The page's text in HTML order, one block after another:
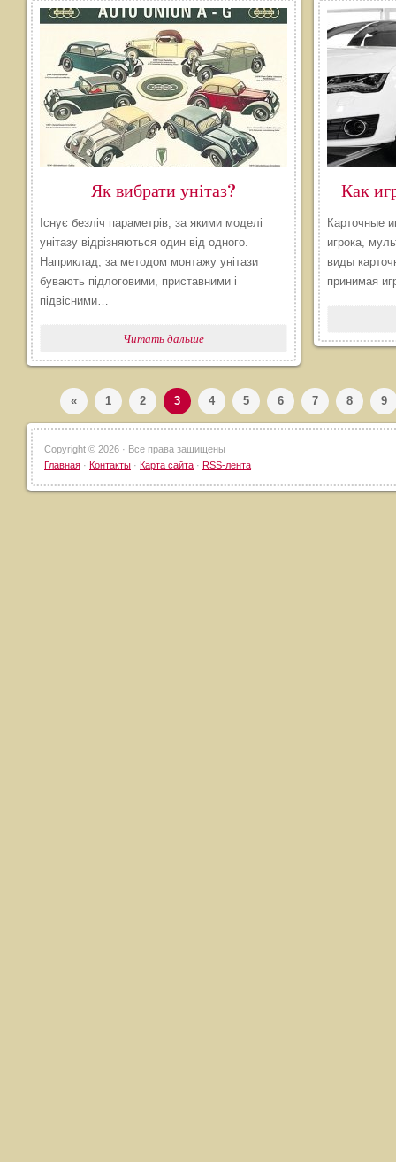
Як вибрати унітаз?
Існує безліч параметрів, за якими моделі
унітазу відрізняються один від одного.
Наприклад, за методом монтажу унітази
бувають підлоговими, приставними і
підвісними…
Читать дальше
Как
Карточные
игрока,
виды
принимая
« 1 2 3 4 5 6 7 8 9
Copyright © 2026 · Все права защищены
Главная · Контакты · Карта сайта · RSS-лента